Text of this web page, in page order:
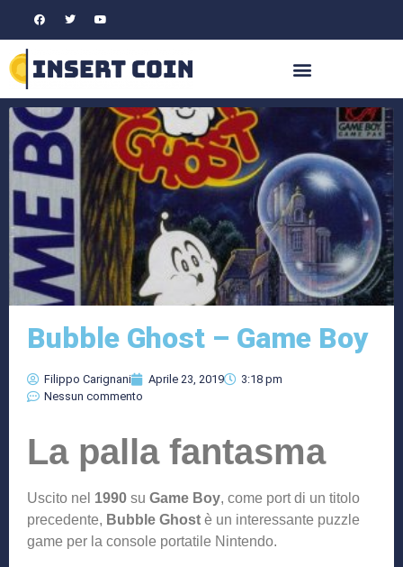
Bubble Ghost – Game Boy
Filippo Carignani Aprile 23, 2019
3:18 pm
Nessun commento
La palla fantasma
Uscito nel 1990 su Game Boy, come port di un titolo
precedente, Bubble Ghost è un interessante puzzle
game per la console portatile Nintendo.